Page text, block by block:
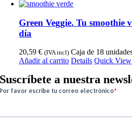
Green Veggie. Tu smoothie
día
20,59€ (IVA incl) Caja de 18
Añadir al carrito Details Quick View
Suscríbete a nuestra